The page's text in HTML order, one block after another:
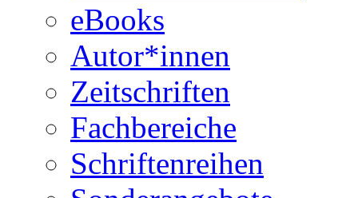
eBooks
Autor*innen
Zeitschriften
Fachbereiche
Schriftenreihen